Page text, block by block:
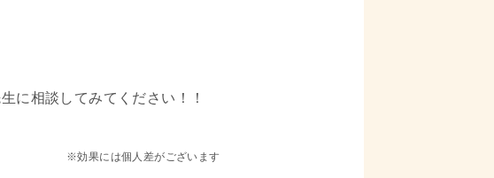
に相談してみてください！！
ございます